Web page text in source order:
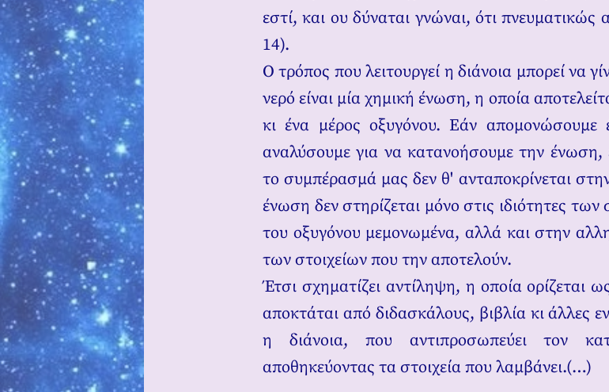
εστί, και ου δύναται γνώναι, ότι πνευματικώς
14).
Ο τρόπος που λειτουργεί η διάνοια μπορεί να
νερό είναι μία χημική ένωση, η οποία
κι ένα μέρος οξυγόνου. Εάν απομονώσουμε
αναλύσουμε για να κατανοήσουμε την ένωση,
το συμπέρασμά μας δεν θ' ανταποκρίνεται
ένωση δεν στηρίζεται μόνο στις ιδιότητες
του οξυγόνου μεμονωμένα, αλλά και στην
των στοιχείων που την αποτελούν.
Έτσι σχηματίζει αντίληψη, η οποία ορίζεται
αποκτάται από διδασκάλους, βιβλία κι άλλες
η διάνοια, που αντιπροσωπεύει τον
αποθηκεύοντας τα στοιχεία που λαμβάνει.(…)